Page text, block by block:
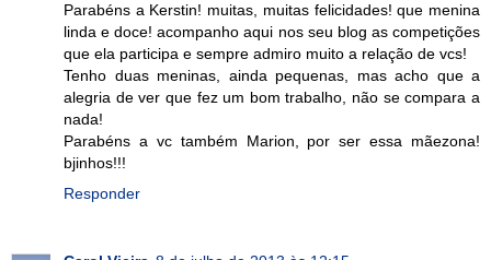
Parabéns a Kerstin! muitas, muitas felicidades! que menina
linda e doce! acompanho aqui nos seu blog as competições
que ela participa e sempre admiro muito a relação de vcs!
Tenho duas meninas, ainda pequenas, mas acho que a
alegria de ver que fez um bom trabalho, não se compara a
nada!
Parabéns a vc também Marion, por ser essa mãezona!
bjinhos!!!
Responder